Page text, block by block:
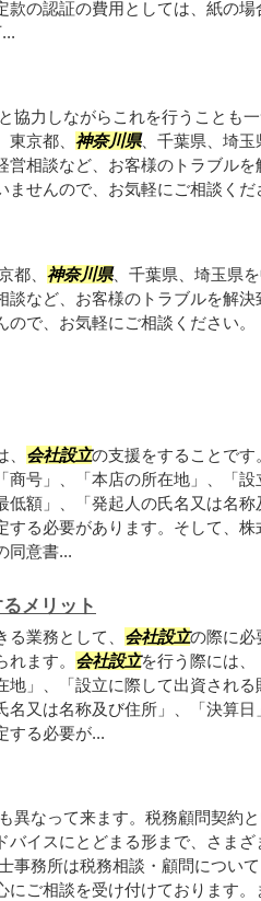
款の認証の費用としては、紙の場
協力しながらこれを行うことも
京都、 神奈川県、千葉県、埼玉
営相談など、お客様のトラブルを
せんので、お気軽にご相談くだ
都、 神奈川県、千葉県、埼玉県を
談など、お客様のトラブルを解決
ので、お気軽にご相談ください。
会社設立の支援をすることです
商号」、「本店の所在地」、「設
額」、「発起人の氏名又は名称
する必要があります。そして、株
同意書...
メリット
業務として、 会社設立の際に必
ます。 会社設立を行う際には、
地」、「設立に際して出資される
名又は名称及び住所」、「決算日
する必要が...
異なって来ます。税務顧問契約
バイスにとどまる形まで、さまざ
事務所は税務相談・顧問について
にご相談を受け付けております。